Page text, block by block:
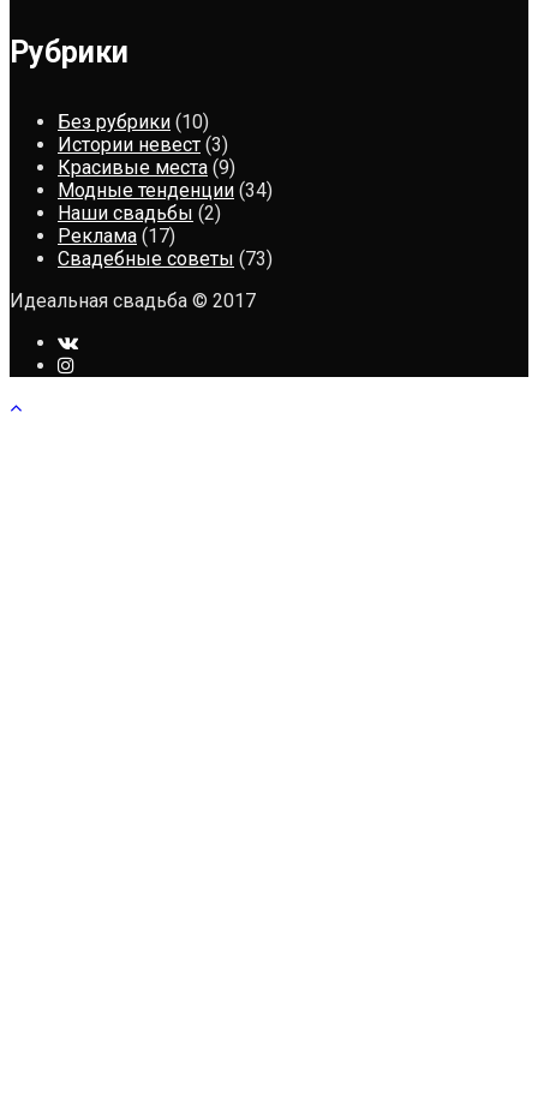
Рубрики
Без рубрики (10)
Истории невест (3)
Красивые места (9)
Модные тенденции (34)
Наши свадьбы (2)
Реклама (17)
Свадебные советы (73)
Идеальная свадьба © 2017